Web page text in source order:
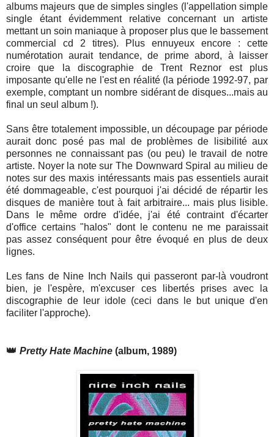
albums majeurs que de simples singles (l'appellation simple
single étant évidemment relative concernant un artiste
mettant un soin maniaque à proposer plus que le bassement
commercial cd 2 titres). Plus ennuyeux encore : cette
numérotation aurait tendance, de prime abord, à laisser
croire que la discographie de Trent Reznor est plus
imposante qu'elle ne l'est en réalité (la période 1992-97, par
exemple, comptant un nombre sidérant de disques...mais au
final un seul album !).
Sans être totalement impossible, un découpage par période
aurait donc posé pas mal de problèmes de lisibilité aux
personnes ne connaissant pas (ou peu) le travail de notre
artiste. Noyer la note sur The Downward Spiral au milieu de
notes sur des maxis intéressants mais pas essentiels aurait
été dommageable, c'est pourquoi j'ai décidé de répartir les
disques de manière tout à fait arbitraire... mais plus lisible.
Dans le même ordre d'idée, j'ai été contraint d'écarter
d'office certains "halos" dont le contenu ne me paraissait
pas assez conséquent pour être évoqué en plus de deux
lignes.
Les fans de Nine Inch Nails qui passeront par-là voudront
bien, je l'espère, m'excuser ces libertés prises avec la
discographie de leur idole (ceci dans le but unique d'en
faciliter l'approche).
👑 Pretty Hate Machine (album, 1989)